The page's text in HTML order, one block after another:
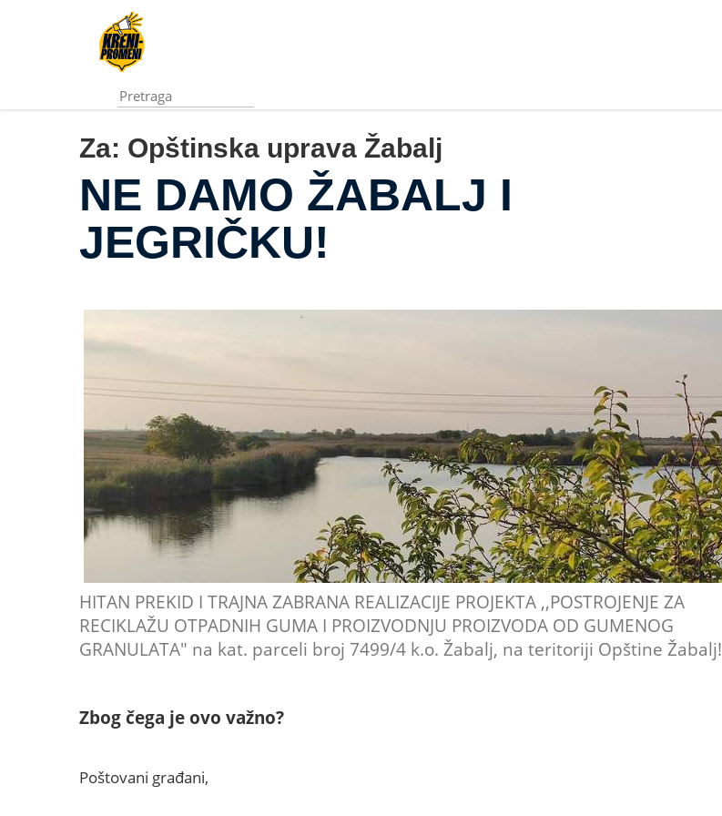
Za: Opštinska uprava Žabalj
NE DAMO ŽABALJ I
JEGRIČKU!
HITAN PREKID I TRAJNA ZABRANA REALIZACIJE PROJEKTA ,,POSTROJENJE ZA
RECIKLAŽU OTPADNIH GUMA I PROIZVODNJU PROIZVODA OD GUMENOG
GRANULATA" na kat. parceli broj 7499/4 k.o. Žabalj, na teritoriji Opštine Žabalj!
Zbog čega je ovo važno?
Poštovani građani,